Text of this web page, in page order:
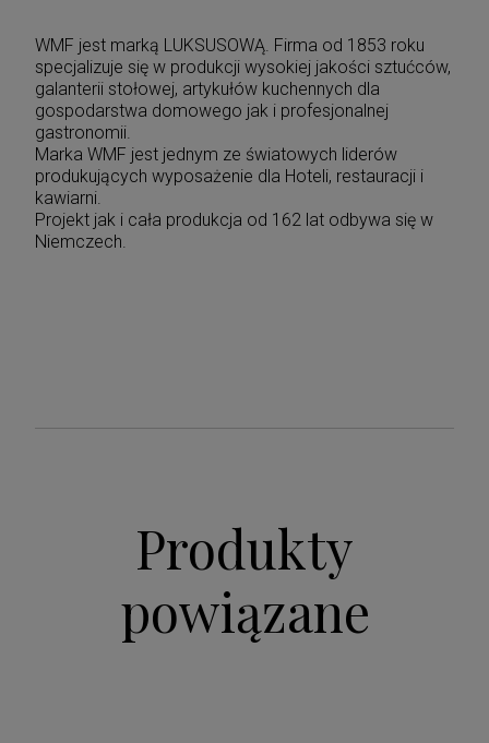
WMF jest marką LUKSUSOWĄ. Firma od 1853 roku
specjalizuje się w produkcji wysokiej jakości sztućców,
galanterii stołowej, artykułów kuchennych dla
gospodarstwa domowego jak i profesjonalnej
gastronomii.
Marka WMF jest jednym ze światowych liderów
produkujących wyposażenie dla Hoteli, restauracji i
kawiarni.
Projekt jak i cała produkcja od 162 lat odbywa się w
Niemczech.
Produkty
powiązane